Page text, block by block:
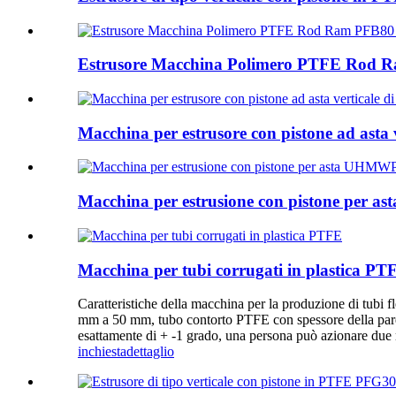
Estrusore Macchina Polimero PTFE Rod
Macchina per estrusore con pistone ad
Macchina per estrusione con pistone per
Macchina per tubi corrugati in plastica
Caratteristiche della macchina per la produzione di tubi
mm a 50 mm, tubo contorto PTFE con spessore della
esattamente di + -1 grado, una persona può azionare
inchiestadettaglio